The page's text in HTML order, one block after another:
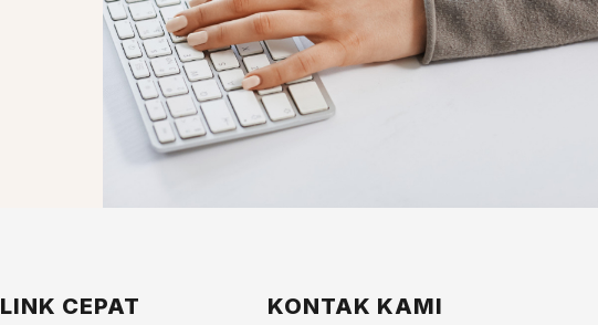
LINK CEPAT KONTAK KAMI